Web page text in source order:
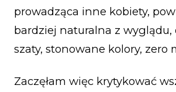
prowadząca inne kobiety,
bardziej naturalna z wyglądu,
szaty, stonowane kolory, zero
Zaczęłam więc krytykować